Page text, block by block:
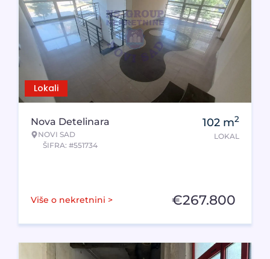
Lokali
Nova Detelinara
NOVI SAD
ŠIFRA: #551734
102 m2
LOKAL
Više o nekretnini > €267.800